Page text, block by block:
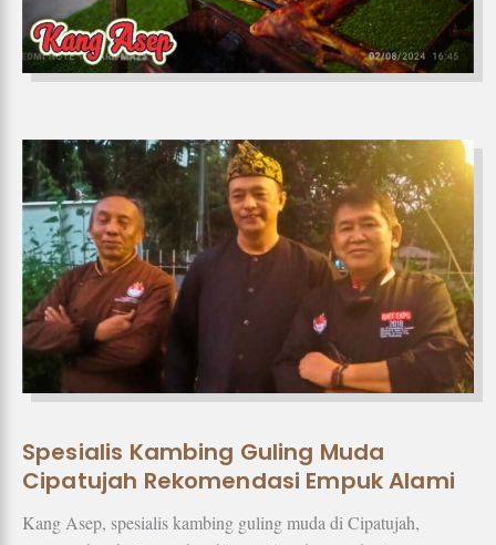
Spesialis Kambing Guling Muda
Cipatujah Rekomendasi Empuk Alami
Kang Asep, spesialis kambing guling muda di Cipatujah,